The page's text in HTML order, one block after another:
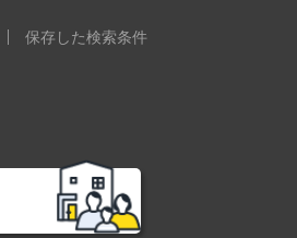
保存した検索条件